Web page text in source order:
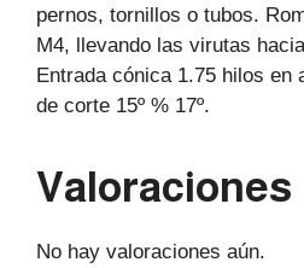
pernos, tornillos o tubos.
M4, llevando las virutas
Entrada cónica 1.75 hilos en
de corte 15º % 17º.
Valoraciones
No hay valoraciones aún.